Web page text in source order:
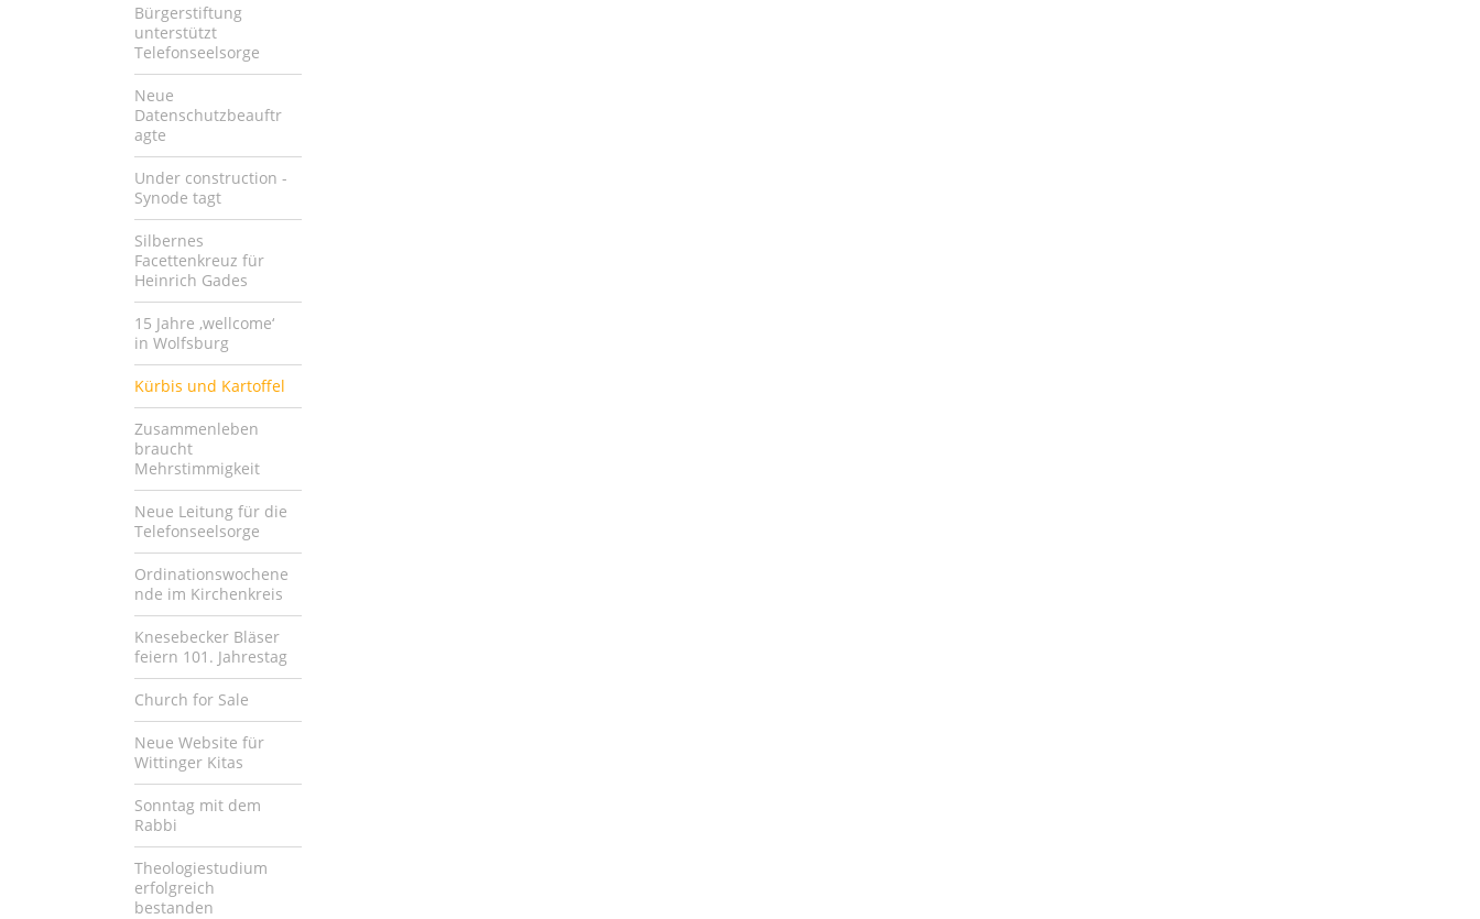
Bürgerstiftung
unterstützt
Telefonseelsorge
Neue
Datenschutzbeauftr
agte
Under construction -
Synode tagt
Silbernes
Facettenkreuz für
Heinrich Gades
15 Jahre ‚wellcome‘
in Wolfsburg
Kürbis und Kartoffel
Zusammenleben
braucht
Mehrstimmigkeit
Neue Leitung für die
Telefonseelsorge
Ordinationswochene
nde im Kirchenkreis
Knesebecker Bläser
feiern 101. Jahrestag
Church for Sale
Neue Website für
Wittinger Kitas
Sonntag mit dem
Rabbi
Theologiestudium
erfolgreich
bestanden